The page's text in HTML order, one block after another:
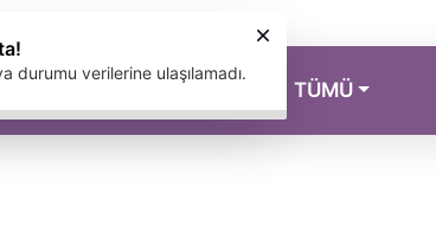
MAGAZİN TÜMÜ
Hata!
Hava durumu verilerine ulaşılamadı.